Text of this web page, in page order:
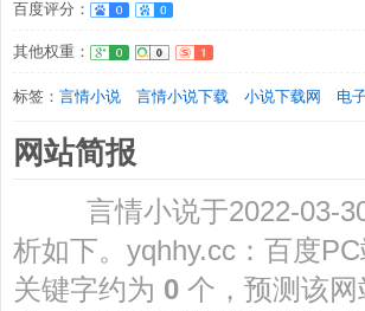
百度评分：
其他权重：
标签： 言情小说 言情小说下载 小说下载网 电
网站简报
言情小说于2022-03-30
析如下。yqhhy.cc：百度PC
关键字约为 0 个，预测该